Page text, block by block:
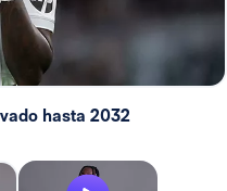
hasta 2032